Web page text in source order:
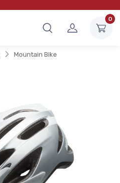
0
Mountain Bike